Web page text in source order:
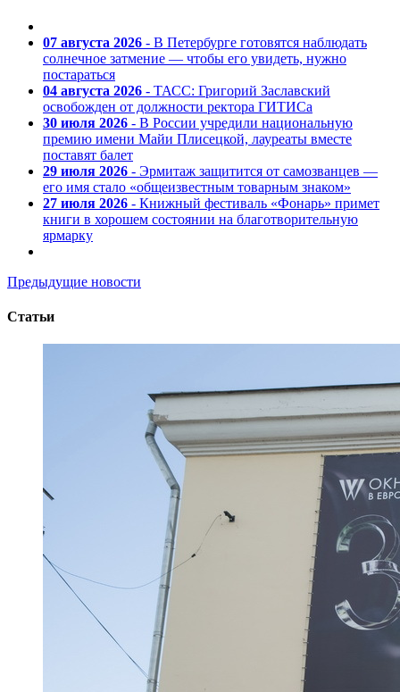
07 августа 2026 - В Петербурге готовятся наблюдать
солнечное затмение — чтобы его увидеть, нужно
постараться
04 августа 2026 - ТАСС: Григорий Заславский
освобожден от должности ректора ГИТИСа
30 июля 2026 - В России учредили национальную
премию имени Майи Плисецкой, лауреаты вместе
поставят балет
29 июля 2026 - Эрмитаж защитится от самозванцев —
его имя стало «общеизвестным товарным знаком»
27 июля 2026 - Книжный фестиваль «Фонарь» примет
книги в хорошем состоянии на благотворительную
ярмарку
Предыдущие новости
Статьи